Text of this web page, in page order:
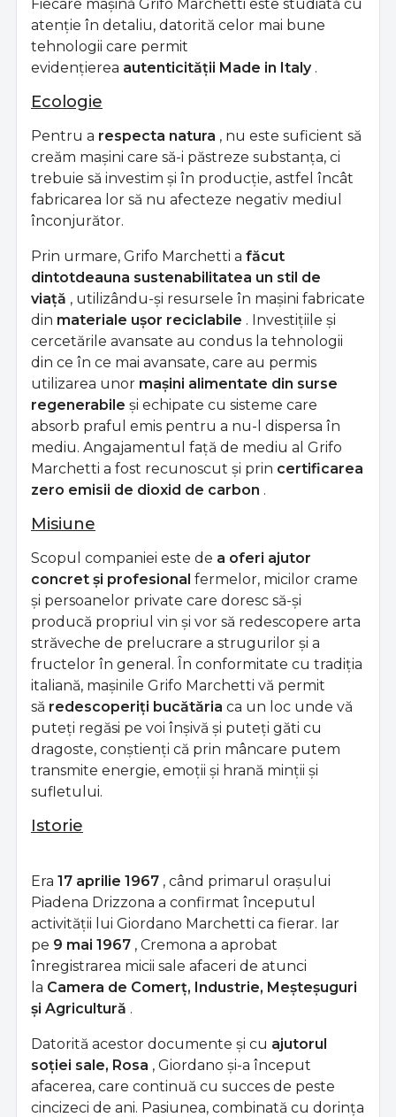
Fiecare mașină Grifo Marchetti este studiată cu
atenție în detaliu, datorită celor mai bune
tehnologii care permit
evidențierea autenticității Made in Italy.
Ecologie
Pentru a respecta natura , nu este suficient să
creăm mașini care să-i păstreze substanța, ci
trebuie să investim și în producție, astfel încât
fabricarea lor să nu afecteze negativ mediul
înconjurător.
Prin urmare, Grifo Marchetti a făcut
dintotdeauna sustenabilitatea un stil de
viață , utilizându-și resursele în mașini fabricate
din materiale ușor reciclabile . Investițiile și
cercetările avansate au condus la tehnologii
din ce în ce mai avansate, care au permis
utilizarea unor mașini alimentate din surse
regenerabile și echipate cu sisteme care
absorb praful emis pentru a nu-l dispersa în
mediu. Angajamentul față de mediu al Grifo
Marchetti a fost recunoscut și prin certificarea
zero emisii de dioxid de carbon .
Misiune
Scopul companiei este de a oferi ajutor
concret și profesional fermelor, micilor crame
și persoanelor private care doresc să-și
producă propriul vin și vor să redescopere arta
străveche de prelucrare a strugurilor și a
fructelor în general. În conformitate cu tradiția
italiană, mașinile Grifo Marchetti vă permit
să redescoperiți bucătăria ca un loc unde vă
puteți regăsi pe voi înșivă și puteți găti cu
dragoste, conștienți că prin mâncare putem
transmite energie, emoții și hrană minții și
sufletului.
Istorie
Era 17 aprilie 1967 , când primarul orașului
Piadena Drizzona a confirmat începutul
activității lui Giordano Marchetti ca fierar. Iar
pe 9 mai 1967 , Cremona a aprobat
înregistrarea micii sale afaceri de atunci
la Camera de Comerț, Industrie, Meșteșuguri
și Agricultură .
Datorită acestor documente și cu ajutorul
soției sale, Rosa , Giordano și-a început
afacerea, care continuă cu succes de peste
cincizeci de ani. Pasiunea, combinată cu dorința